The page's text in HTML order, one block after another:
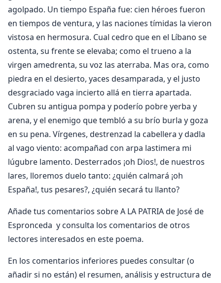
agolpado. Un tiempo España fue: cien héroes fueron
en tiempos de ventura, y las naciones tímidas la vieron
vistosa en hermosura. Cual cedro que en el Líbano se
ostenta, su frente se elevaba; como el trueno a la
virgen amedrenta, su voz las aterraba. Mas ora, como
piedra en el desierto, yaces desamparada, y el justo
desgraciado vaga incierto allá en tierra apartada.
Cubren su antigua pompa y poderío pobre yerba y
arena, y el enemigo que tembló a su brío burla y goza
en su pena. Vírgenes, destrenzad la cabellera y dadla
al vago viento: acompañad con arpa lastimera mi
lúgubre lamento. Desterrados ¡oh Dios!, de nuestros
lares, lloremos duelo tanto: ¿quién calmará ¡oh
España!, tus pesares?, ¿quién secará tu llanto?
Añade tus comentarios sobre A LA PATRIA de José de
Espronceda y consulta los comentarios de otros
lectores interesados en este poema.
En los comentarios inferiores puedes consultar (o
añadir si no están) el resumen, análisis y estructura de